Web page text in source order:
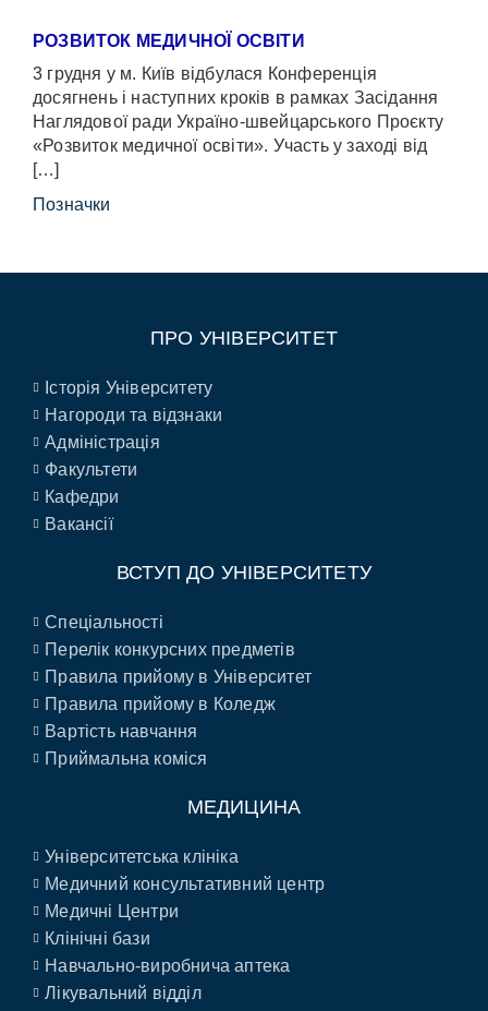
РОЗВИТОК МЕДИЧНОЇ ОСВІТИ
3 грудня у м. Київ відбулася Конференція
досягнень і наступних кроків в рамках Засідання
Наглядової ради Україно-швейцарського Проєкту
«Розвиток медичної освіти». Участь у заході від
[…]
Позначки
ПРО УНІВЕРСИТЕТ
Історія Університету
Нагороди та відзнаки
Адміністрація
Факультети
Кафедри
Вакансії
ВСТУП ДО УНІВЕРСИТЕТУ
Спеціальності
Перелік конкурсних предметів
Правила прийому в Університет
Правила прийому в Коледж
Вартість навчання
Приймальна коміся
МЕДИЦИНА
Університетська клініка
Медичний консультативний центр
Медичні Центри
Клінічні бази
Навчально-виробнича аптека
Лікувальний відділ